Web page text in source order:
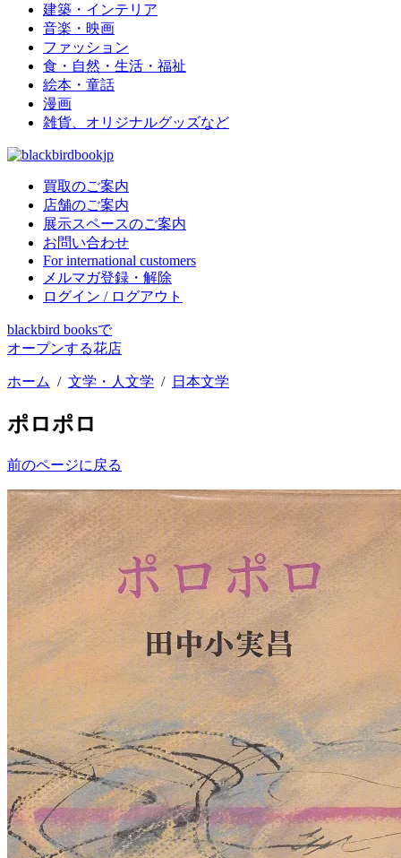
建築・インテリア
音楽・映画
ファッション
食・自然・生活・福祉
絵本・童話
漫画
雑貨、オリジナルグッズなど
買取のご案内
店舗のご案内
展示スペースのご案内
お問い合わせ
For international customers
メルマガ登録・解除
ログイン / ログアウト
blackbird booksで
オープンする花店
ホーム / 文学・人文学 / 日本文学
ポロポロ
前のページに戻る